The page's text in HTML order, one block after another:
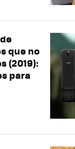
que no
(2019):
para